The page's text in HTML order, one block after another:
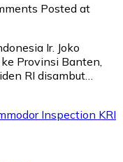
Posted at
Ir. Joko
Provinsi Banten,
RI disambut…